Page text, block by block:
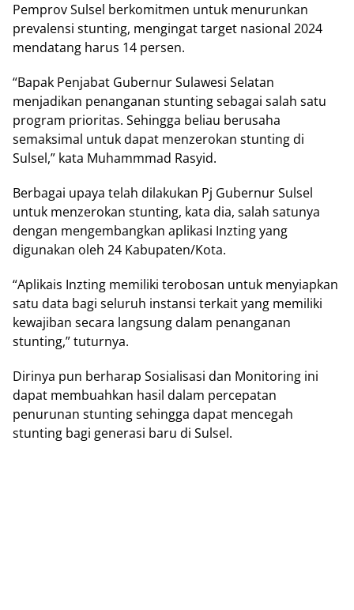
Pemprov Sulsel berkomitmen untuk menurunkan
prevalensi stunting, mengingat target nasional 2024
mendatang harus 14 persen.
“Bapak Penjabat Gubernur Sulawesi Selatan
menjadikan penanganan stunting sebagai salah satu
program prioritas. Sehingga beliau berusaha
semaksimal untuk dapat menzerokan stunting di
Sulsel,” kata Muhammmad Rasyid.
Berbagai upaya telah dilakukan Pj Gubernur Sulsel
untuk menzerokan stunting, kata dia, salah satunya
dengan mengembangkan aplikasi Inzting yang
digunakan oleh 24 Kabupaten/Kota.
“Aplikais Inzting memiliki terobosan untuk menyiapkan
satu data bagi seluruh instansi terkait yang memiliki
kewajiban secara langsung dalam penanganan
stunting,” tuturnya.
Dirinya pun berharap Sosialisasi dan Monitoring ini
dapat membuahkan hasil dalam percepatan
penurunan stunting sehingga dapat mencegah
stunting bagi generasi baru di Sulsel.